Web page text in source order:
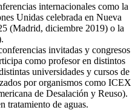
internacionales como la
Unidas celebrada en Nueva
(Madrid, diciembre 2019) o la
invitadas y congresos
como profesor en distintos
universidades y cursos de
por organismos como ICEX
de Desalación y Reuso).
tratamiento de aguas.